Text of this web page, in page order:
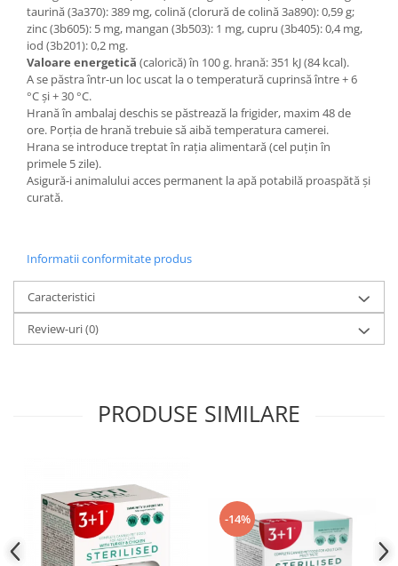
taurină (3a370): 389 mg, colină (clorură de colină 3а890): 0,59 g;
zinc (3b605): 5 mg, mangan (3b503): 1 mg, cupru (3b405): 0,4 mg,
iod (3b201): 0,2 mg.
Valoare energetică (calorică) în 100 g. hrană: 351 kJ (84 kcal).
A se păstra într-un loc uscat la o temperatură cuprinsă între + 6
°C și + 30 °C.
Hrană în ambalaj deschis se păstrează la frigider, maxim 48 de
ore. Porţia de hrană trebuie să aibă temperatura camerei.
Hrana se introduce treptat în rația alimentară (cel puțin în
primele 5 zile).
Asigură-i animalului acces permanent la apă potabilă proaspătă și
curată.
Informatii conformitate produs
Caracteristici
Review-uri(0)
PRODUSE SIMILARE
-14%